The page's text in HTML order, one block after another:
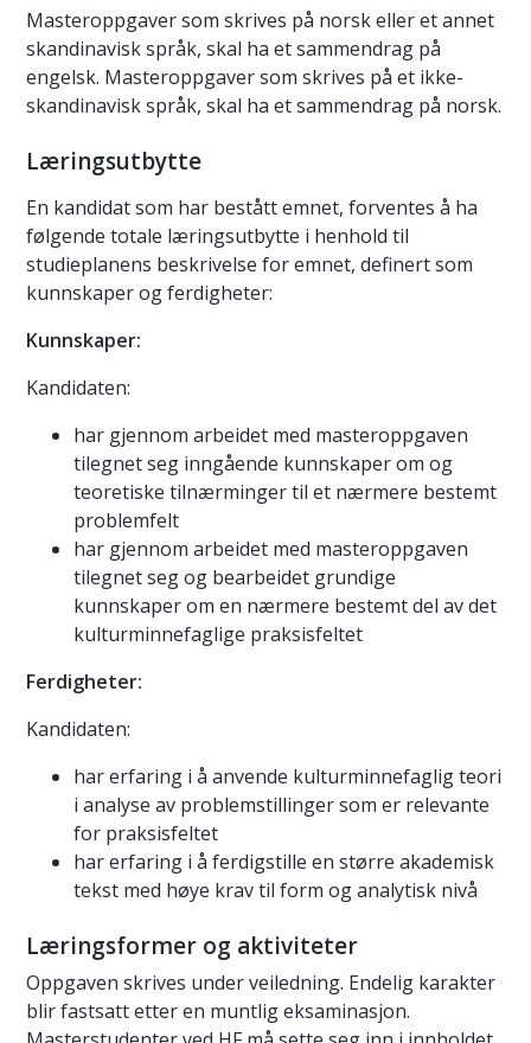
Masteroppgaver som skrives på norsk eller et annet
skandinavisk språk, skal ha et sammendrag på
engelsk. Masteroppgaver som skrives på et ikke-
skandinavisk språk, skal ha et sammendrag på norsk.
Læringsutbytte
En kandidat som har bestått emnet, forventes å ha
følgende totale læringsutbytte i henhold til
studieplanens beskrivelse for emnet, definert som
kunnskaper og ferdigheter:
Kunnskaper:
Kandidaten:
har gjennom arbeidet med masteroppgaven
tilegnet seg inngående kunnskaper om og
teoretiske tilnærminger til et nærmere bestemt
problemfelt
har gjennom arbeidet med masteroppgaven
tilegnet seg og bearbeidet grundige
kunnskaper om en nærmere bestemt del av det
kulturminnefaglige praksisfeltet
Ferdigheter:
Kandidaten:
har erfaring i å anvende kulturminnefaglig teori
i analyse av problemstillinger som er relevante
for praksisfeltet
har erfaring i å ferdigstille en større akademisk
tekst med høye krav til form og analytisk nivå
Læringsformer og aktiviteter
Oppgaven skrives under veiledning. Endelig karakter
blir fastsatt etter en muntlig eksaminasjon.